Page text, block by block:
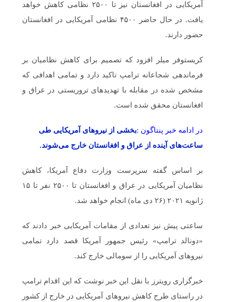
آمریکایی در افغانستان نیز تا ۲۵۰۰ نظامی کاهش خواهد
یافت. در حال حاضر ۴۵۰۰ نظامی آمریکایی در افغانستان
حضور دارند.
کریستوفر میلر افزود که تصمیم برای کاهش نظامیان بر
فرماندهی شجاعانه ترامپ تاکید دارد و تمامی اهدافی که
مشخص شده در مقابله با تهدیدهای تروریستی در عراق و
افغانستان محقق شده است.
در ادامه خبر پنتاگون :بخشی از نیروهای آمریکایی طی
ساعت‌های آینده از عراق و افغانستان خارج می‌شوند.
بر اساس گفته سرپرست وزارت دفاع آمریکا، کاهش
نظامیان آمریکایی در عراق و افغانستان تا ۲۵۰۰ نفر تا ۱۵
ژانویه ۲۰۲۱ (۲۶ دی ماه) انجام خواهد شد.
ساعتی پیش نیز تعدادی از مقامات آمریکایی خبر دادند که
«دونالد ترامپ» رئیس جمهور آمریکا قصد دارد تمامی
نیروهای آمریکایی را از سومالی خارج کند.
خبرگزاری رویترز با نقل این خبر نوشت که این اقدام ترامپ
در راستای طرح کاهش نیروهای آمریکایی در خارج از کشور